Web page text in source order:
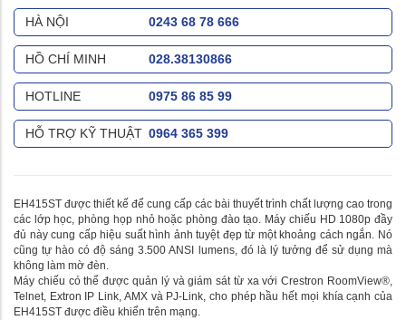
HÀ NỘI 0243 68 78 666
HỒ CHÍ MINH 028.38130866
HOTLINE 0975 86 85 99
HỖ TRỢ KỸ THUẬT 0964 365 399
EH415ST được thiết kế để cung cấp các bài thuyết trình chất lượng cao trong
các lớp học, phòng họp nhỏ hoặc phòng đào tạo. Máy chiếu HD 1080p đầy
đủ này cung cấp hiệu suất hình ảnh tuyệt đẹp từ một khoảng cách ngắn. Nó
cũng tự hào có độ sáng 3.500 ANSI lumens, đó là lý tưởng để sử dụng mà
không làm mờ đèn.
Máy chiếu có thể được quản lý và giám sát từ xa với Crestron RoomView®,
Telnet, Extron IP Link, AMX và PJ-Link, cho phép hầu hết mọi khía cạnh của
EH415ST được điều khiển trên mạng.